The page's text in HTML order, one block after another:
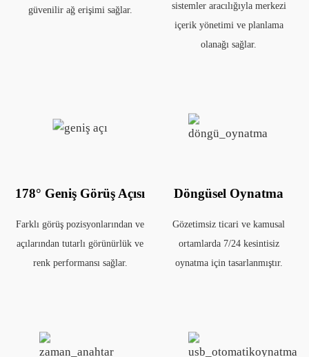
güvenilir ağ erişimi sağlar.
sistemler aracılığıyla merkezi
içerik yönetimi ve planlama
olanağı sağlar.
178° Geniş Görüş Açısı
Farklı görüş pozisyonlarından ve
açılarından tutarlı görünürlük ve
renk performansı sağlar.
Döngüsel Oynatma
Gözetimsiz ticari ve kamusal
ortamlarda 7/24 kesintisiz
oynatma için tasarlanmıştır.